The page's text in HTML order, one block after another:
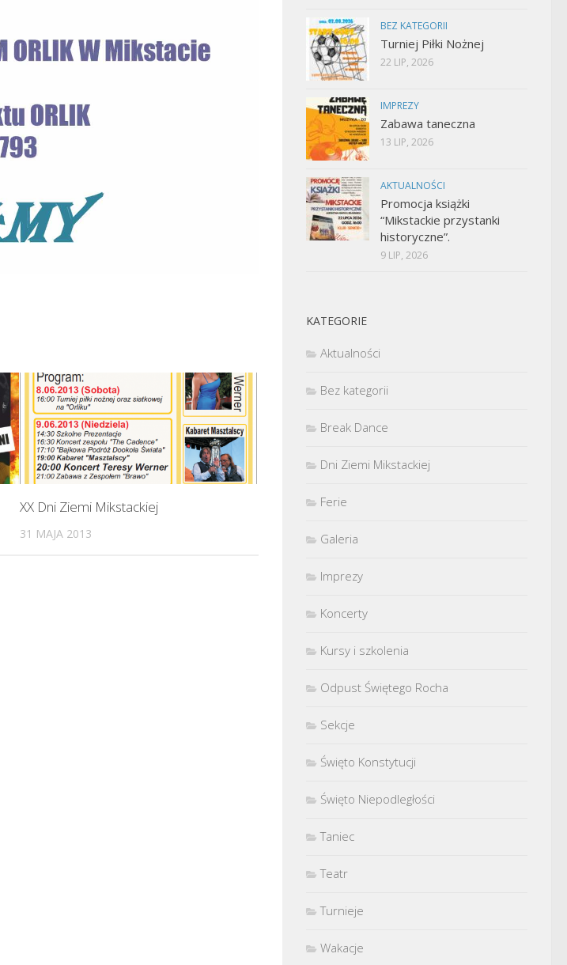
XX Dni Ziemi Mikstackiej
31 MAJA 2013
BEZ KATEGORII
Turniej Piłki Nożnej
22 LIP, 2026
IMPREZY
Zabawa taneczna
13 LIP, 2026
AKTUALNOŚCI
Promocja książki
“Mikstackie przystanki
historyczne”.
9 LIP, 2026
KATEGORIE
Aktualności
Bez kategorii
Break Dance
Dni Ziemi Mikstackiej
Ferie
Galeria
Imprezy
Koncerty
Kursy i szkolenia
Odpust Świętego Rocha
Sekcje
Święto Konstytucji
Święto Niepodległości
Taniec
Teatr
Turnieje
Wakacje